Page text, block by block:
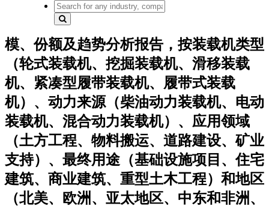
模、份额及趋势分析报告，按装载机类型
（轮式装载机、挖掘装载机、滑移装载
机、紧凑型履带装载机、履带式装载
机）、动力来源（柴油动力装载机、电动
装载机、混合动力装载机）、应用领域
（土方工程、物料搬运、道路建设、矿业
支持）、最终用途（基础设施项目、住宅
建筑、商业建筑、重型土木工程）和地区
（北美、欧洲、亚太地区、中东和非洲、